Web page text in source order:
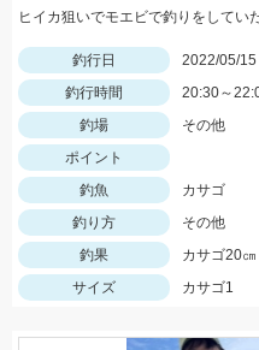
ヒイカ狙いでモエビで釣りをしてい
釣行日
2022/05/15
釣行時間
20:30～
釣場
その他
ポイント
釣魚
カサゴ
釣り方
その他
釣果
カサゴ20㎝
サイズ
カサゴ1